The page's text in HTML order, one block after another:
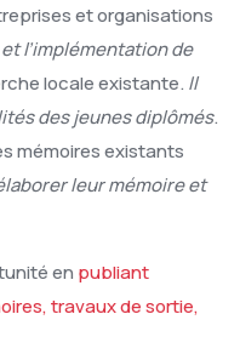
et organisations
l’implémentation de
locale existante. Il
des jeunes diplômés.
mémoires existants
leur mémoire et
en publiant
travaux de sortie,